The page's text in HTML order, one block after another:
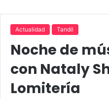
Actualidad Tandil
Noche de
con Nataly
Lomitería